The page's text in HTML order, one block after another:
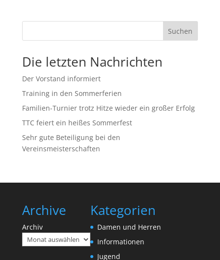
Suchen
Die letzten Nachrichten
Der Vorstand informiert
Training in den Sommerferien
Familien-Turnier trotz Hitze wieder ein großer Erfolg
TTC feiert ein heißes Sommerfest
Sehr gute Beteiligung bei den
Vereinsmeisterschaften
Archive
Archiv
Kategorien
Damen und Herren
Informationen
Jugend